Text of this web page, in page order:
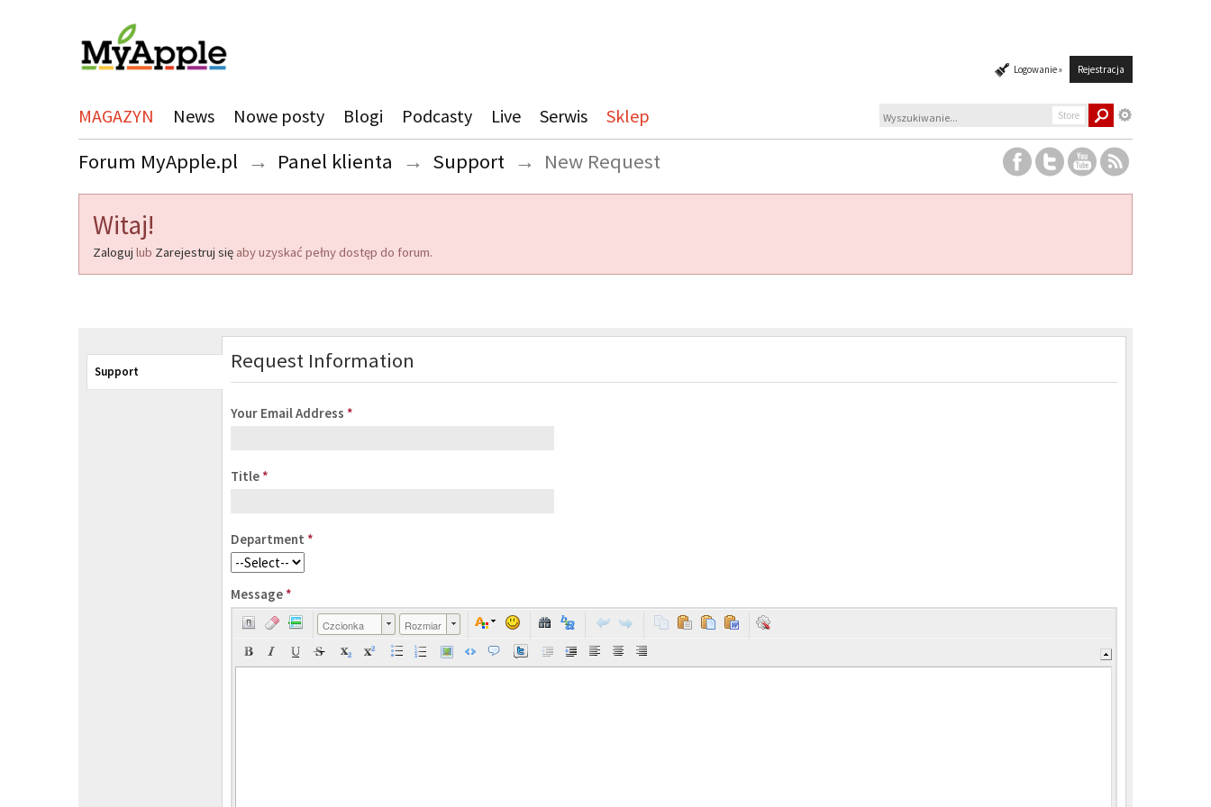
Logowanie » Rejestracja
MAGAZYN News Nowe posty Blogi Podcasty Live Serwis Sklep Store
Forum MyApple.pl → Panel klienta → Support → New Request
Witaj!
Zaloguj lub Zarejestruj się aby uzyskać pełny dostęp do forum.
Support Request Information
Your Email Address *
Title *
Department *
Message *
Czcionka Rozmiar